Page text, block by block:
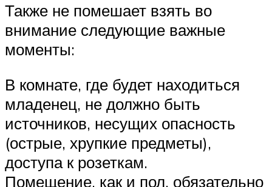
Также не помешает взять во
внимание следующие важные
моменты:
В комнате, где будет находиться
младенец, не должно быть
источников, несущих опасность
(острые, хрупкие предметы),
доступа к розеткам.
Помещение, как и пол, обязательно